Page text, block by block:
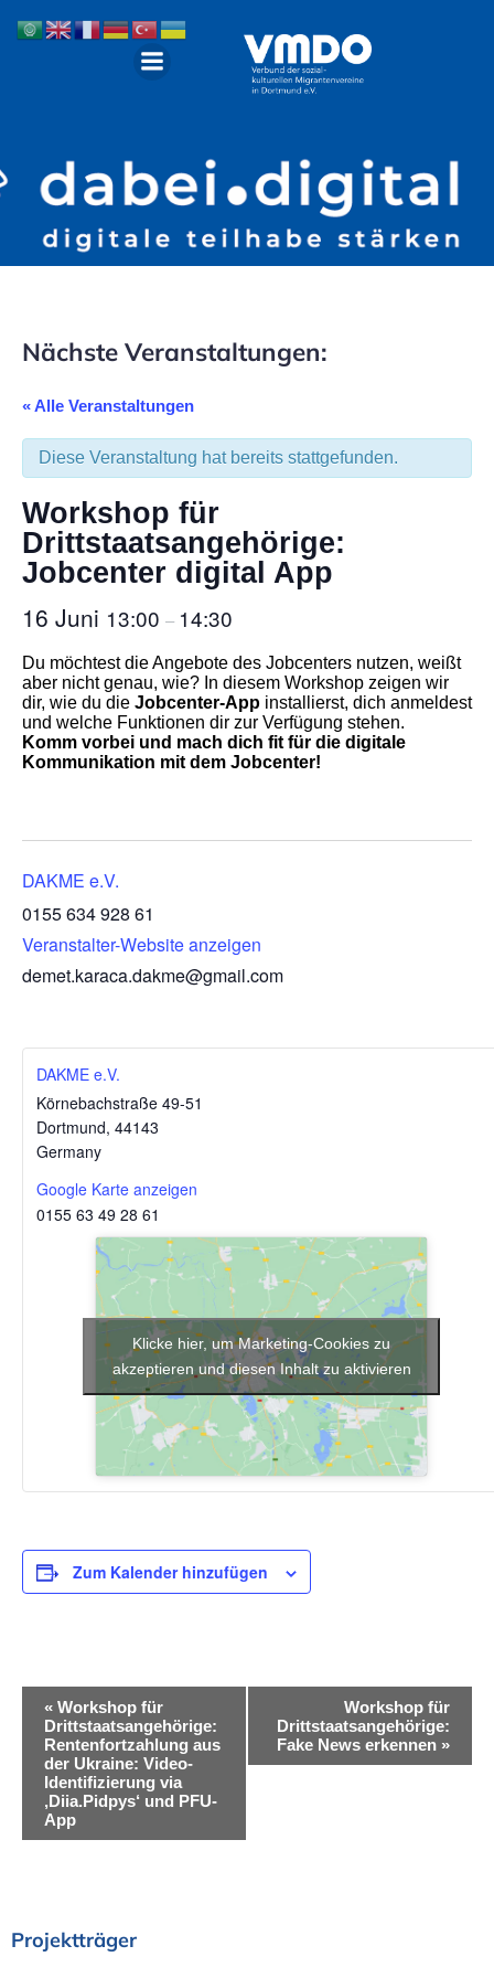
Nächste Veranstaltungen:
« Alle Veranstaltungen
Diese Veranstaltung hat bereits stattgefunden.
Workshop für
Drittstaatsangehörige:
Jobcenter digital App
16 Juni 13:00 – 14:30
Du möchtest die Angebote des Jobcenters nutzen, weißt
aber nicht genau, wie? In diesem Workshop zeigen wir
dir, wie du die Jobcenter-App installierst, dich anmeldest
und welche Funktionen dir zur Verfügung stehen.
Komm vorbei und mach dich fit für die digitale
Kommunikation mit dem Jobcenter!
DAKME e.V.
0155 634 928 61
Veranstalter-Website anzeigen
demet.karaca.dakme@gmail.com
DAKME e.V.
Körnebachstraße 49-51
Dortmund, 44143
Germany
Google Karte anzeigen
0155 63 49 28 61
Klicke hier, um Marketing-Cookies zu
akzeptieren und diesen Inhalt zu aktivieren
Zum Kalender hinzufügen
t
« Workshop für
Drittstaatsangehörige:
Rentenfortzahlung aus
der Ukraine: Video-
Identifizierung via
‚Diia.Pidpys‘ und PFU-
App
Workshop für
Drittstaatsangehörige:
Fake News erkennen »
Projektträger